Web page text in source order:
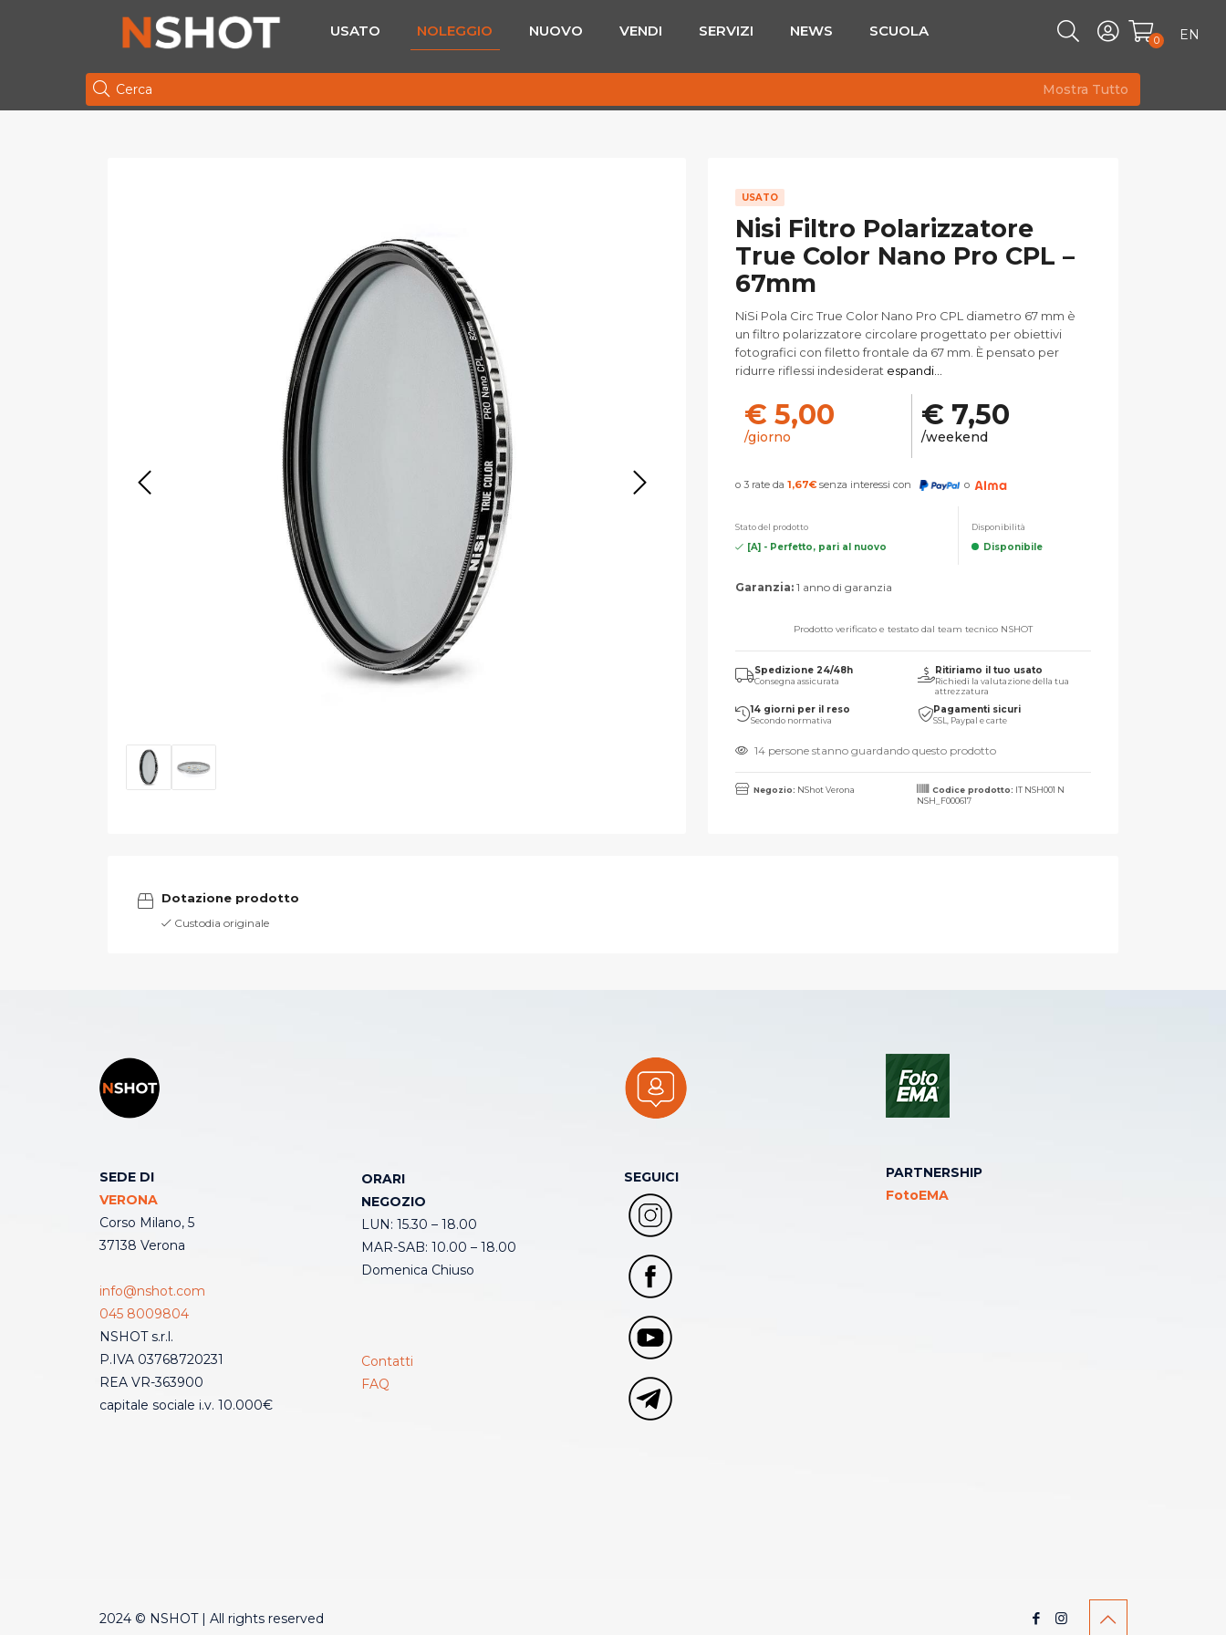
USATO NOLEGGIO NUOVO VENDI SERVIZI NEWS SCUOLA
0 EN
Mostra Tutto
USATO
Nisi Filtro Polarizzatore
True Color Nano Pro CPL –
67mm
NiSi Pola Circ True Color Nano Pro CPL diametro 67 mm è
un filtro polarizzatore circolare progettato per obiettivi
fotografici con filetto frontale da 67 mm. È pensato per
ridurre riflessi indesiderat espandi...
€ 5,00
/giorno
€ 7,50
/weekend
o 3 rate da1,67€ senza interessi con o
Stato del prodotto
[A] - Perfetto, pari al nuovo
Disponibilità
Disponibile
Garanzia: 1 anno di garanzia
Prodotto verificato e testato dal team tecnico NSHOT
Spedizione 24/48h
Consegna assicurata
Ritiriamo il tuo usato
Richiedi la valutazione della tua
attrezzatura
14 giorni per il reso
Secondo normativa
Pagamenti sicuri
SSL, Paypal e carte
14 persone stanno guardando questo prodotto
Negozio: NShot Verona Codice prodotto: IT NSH001 N
NSH_F000617
Dotazione prodotto
Custodia originale
SEDE DI
VERONA
Corso Milano, 5
37138 Verona
info@nshot.com
045 8009804
NSHOT s.r.l.
P.IVA 03768720231
REA VR-363900
capitale sociale i.v. 10.000€
ORARI
NEGOZIO
LUN: 15.30 – 18.00
MAR-SAB: 10.00 – 18.00
Domenica Chiuso
Contatti
FAQ
SEGUICI
PARTNERSHIP
FotoEMA
2024 © NSHOT | All rights reserved